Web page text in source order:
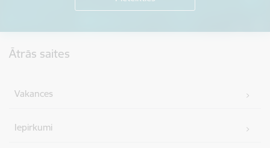
Ātrās saites
Vakances
Iepirkumi